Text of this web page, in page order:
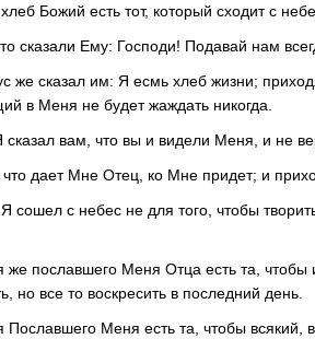
Божий есть тот, который сходит с
сказали Ему: Господи! Подавай нам
же сказал им: Я есмь хлеб жизни;
в Меня не будет жаждать никогда.
вам, что вы и видели Меня, и не
дает Мне Отец, ко Мне придет; и
сошел с небес не для того, чтобы
же пославшего Меня Отца есть та, чтобы
но все то воскресить в последний день.
Пославшего Меня есть та, чтобы